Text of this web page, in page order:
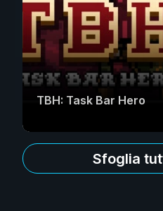
TBH: Task Bar Hero
Sfoglia